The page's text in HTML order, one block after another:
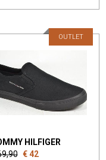
HILFIGER
€ 42
OUTLET